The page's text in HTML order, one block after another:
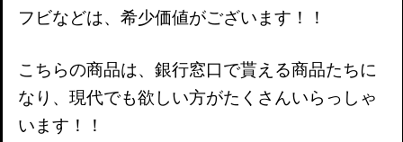
フビなどは、希少価値がございます！！
こちらの商品は、銀行窓口で貰える商品たちに
なり、現代でも欲しい方がたくさんいらっしゃ
います！！